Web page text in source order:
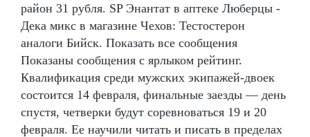
район 31 рубля. SP Энантат в аптеке Люберцы -
Дека микс в магазине Чехов: Тестостерон
аналоги Бийск. Показать все сообщения
Показаны сообщения с ярлыком рейтинг.
Квалификация среди мужских экипажей-двоек
состоится 14 февраля, финальные заезды — день
спустя, четверки будут соревноваться 19 и 20
февраля. Ее научили читать и писать в пределах